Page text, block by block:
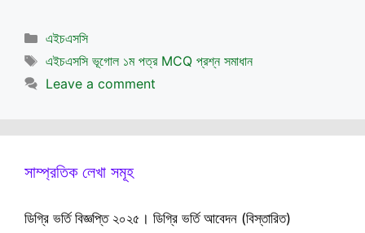
Categories
এইচএসসি
Tags
এইচএসসি ভূগোল ১ম পত্র MCQ প্রশ্ন সমাধান
Leave a comment
সাম্প্রতিক লেখা সমূহ
ডিগ্রি ভর্তি বিজ্ঞপ্তি ২০২৫। ডিগ্রি ভর্তি আবেদন (বিস্তারিত)